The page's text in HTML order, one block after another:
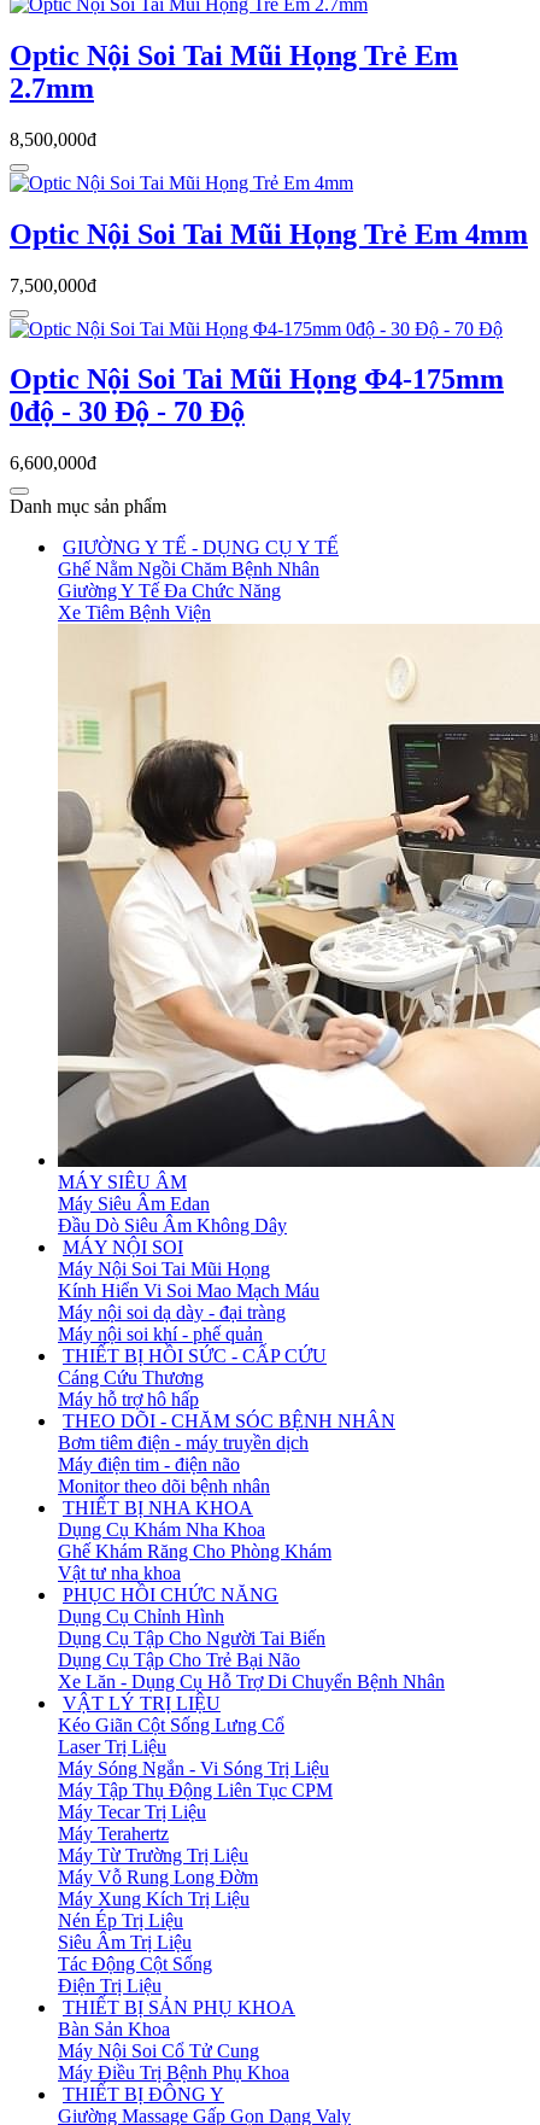
Optic Nội Soi Tai Mũi Họng Trẻ Em
2.7mm
8,500,000đ
Optic Nội Soi Tai Mũi Họng Trẻ Em 4mm
7,500,000đ
Optic Nội Soi Tai Mũi Họng Φ4-175mm
0độ - 30 Độ - 70 Độ
6,600,000đ
Danh mục sản phẩm
GIƯỜNG Y TẾ - DỤNG CỤ Y TẾ
Ghế Nằm Ngồi Chăm Bệnh Nhân
Giường Y Tế Đa Chức Năng
Xe Tiêm Bệnh Viện
MÁY SIÊU ÂM
Máy Siêu Âm Edan
Đầu Dò Siêu Âm Không Dây
MÁY NỘI SOI
Máy Nội Soi Tai Mũi Họng
Kính Hiển Vi Soi Mao Mạch Máu
Máy nội soi dạ dày - đại tràng
Máy nội soi khí - phế quản
THIẾT BỊ HỒI SỨC - CẤP CỨU
Cáng Cứu Thương
Máy hỗ trợ hô hấp
THEO DÕI - CHĂM SÓC BỆNH NHÂN
Bơm tiêm điện - máy truyền dịch
Máy điện tim - điện não
Monitor theo dõi bệnh nhân
THIẾT BỊ NHA KHOA
Dụng Cụ Khám Nha Khoa
Ghế Khám Răng Cho Phòng Khám
Vật tư nha khoa
PHỤC HỒI CHỨC NĂNG
Dụng Cụ Chỉnh Hình
Dụng Cụ Tập Cho Người Tai Biến
Dụng Cụ Tập Cho Trẻ Bại Não
Xe Lăn - Dụng Cụ Hỗ Trợ Di Chuyển Bệnh Nhân
VẬT LÝ TRỊ LIỆU
Kéo Giãn Cột Sống Lưng Cổ
Laser Trị Liệu
Máy Sóng Ngắn - Vi Sóng Trị Liệu
Máy Tập Thụ Động Liên Tục CPM
Máy Tecar Trị Liệu
Máy Terahertz
Máy Từ Trường Trị Liệu
Máy Vỗ Rung Long Đờm
Máy Xung Kích Trị Liệu
Nén Ép Trị Liệu
Siêu Âm Trị Liệu
Tác Động Cột Sống
Điện Trị Liệu
THIẾT BỊ SẢN PHỤ KHOA
Bàn Sản Khoa
Máy Nội Soi Cổ Tử Cung
Máy Điều Trị Bệnh Phụ Khoa
THIẾT BỊ ĐÔNG Y
Giường Massage Gấp Gọn Dạng Valy